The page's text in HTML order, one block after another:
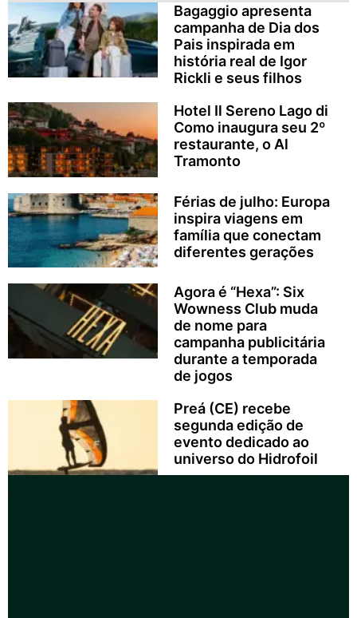
Bagaggio apresenta
campanha de Dia dos
Pais inspirada em
história real de Igor
Rickli e seus filhos
Hotel Il Sereno Lago di
Como inaugura seu 2º
restaurante, o Al
Tramonto
Férias de julho: Europa
inspira viagens em
família que conectam
diferentes gerações
Agora é “Hexa”: Six
Wowness Club muda
de nome para
campanha publicitária
durante a temporada
de jogos
Preá (CE) recebe
segunda edição de
evento dedicado ao
universo do Hidrofoil